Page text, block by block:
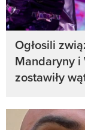
Ogłosili
Mandaryny
zostawiły